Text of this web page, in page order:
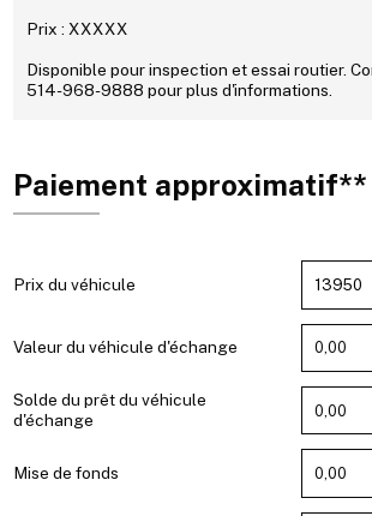
Prix : XXXXX
Disponible pour inspection et essai routier.
514-968-9888 pour plus d'informations.
Paiement approximatif**
Prix du véhicule
Valeur du véhicule d'échange
Solde du prêt du véhicule
d'échange
Mise de fonds